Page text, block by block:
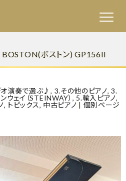
ボストン) GP156II
演奏で選ぶ♪, 3.その他のピアノ,3.
ウェイ（STEINWAY） , 5.輸入ピアノ,
, トピックス, 中古ピアノ | 個別ページ